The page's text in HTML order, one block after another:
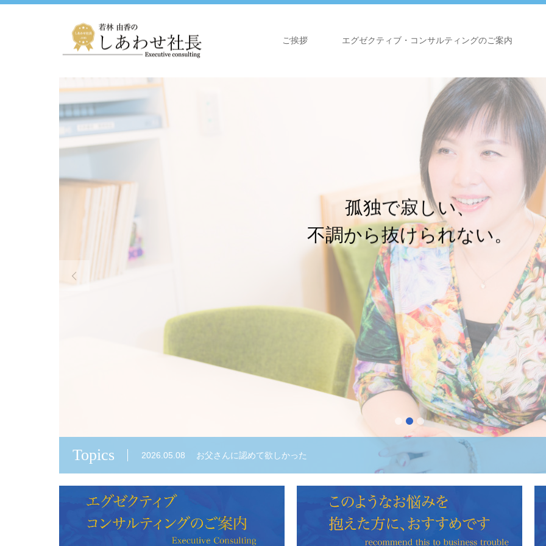
ご挨拶 エグゼクティブ・コンサルティングのご案内

孤独で寂しい、
不調から抜けられない。
こんなお悩みは、ありません
Topics 2026.03.18 条件を集め続けてきたけれど…
2026.03.12
2026.02.04 天中殺が切り替わりました